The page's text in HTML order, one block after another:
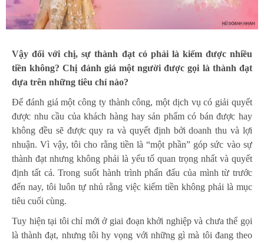
Vậy đối với chị, sự thành đạt có phải là kiếm được nhiều
tiền không? Chị đánh giá một người được gọi là thành đạt
dựa trên những tiêu chí nào?
Để đánh giá một công ty thành công, một dịch vụ có giải quyết
được nhu cầu của khách hàng hay sản phẩm có bán được hay
không đều sẽ được quy ra và quyết định bởi doanh thu và lợi
nhuận. Vì vậy, tôi cho rằng tiền là “một phần” góp sức vào sự
thành đạt nhưng không phải là yếu tố quan trọng nhất và quyết
định tất cả. Trong suốt hành trình phấn đấu của mình từ trước
đến nay, tôi luôn tự nhủ rằng việc kiếm tiền không phải là mục
tiêu cuối cùng.
Tuy hiện tại tôi chỉ mới ở giai đoạn khởi nghiệp và chưa thể gọi
là thành đạt, nhưng tôi hy vọng với những gì mà tôi đang theo